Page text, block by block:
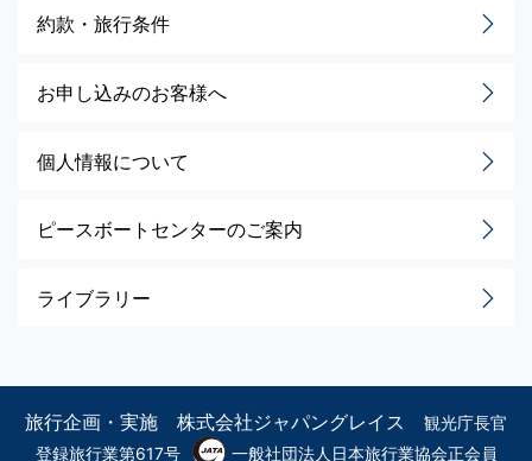
約款・旅行条件
お申し込みのお客様へ
個人情報について
ピースボートセンターのご案内
ライブラリー
旅行企画・実施 株式会社ジャパングレイス 観光庁長官
登録旅行業第617号
一般社団法人日本旅行業協会正会員